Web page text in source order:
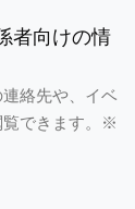
者向けの情
絡先や、イベ
覧できます。※